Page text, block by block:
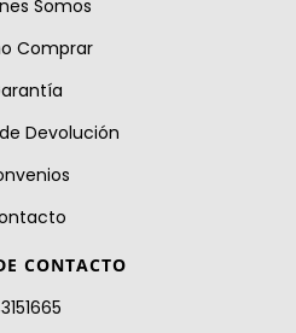
Somos
Comprar
Devolución
CONTACTO